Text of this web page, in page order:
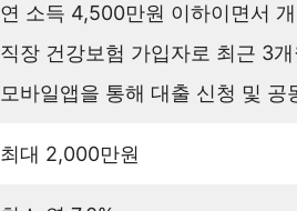
연 소득 4,500만원 이하이면서
직장 건강보험 가입자로 최근 3
모바일앱을 통해 대출 신청 및
최대 2,000만원